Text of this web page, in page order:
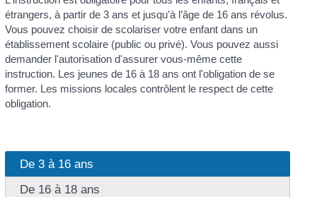
étrangers, à partir de 3 ans et jusqu'à l’âge de 16 ans révolus.
Vous pouvez choisir de scolariser votre enfant dans un
établissement scolaire (public ou privé). Vous pouvez aussi
demander l'autorisation d'assurer vous-même cette
instruction. Les jeunes de 16 à 18 ans ont l'obligation de se
former. Les missions locales contrôlent le respect de cette
obligation.
De 3 à 16 ans
De 16 à 18 ans